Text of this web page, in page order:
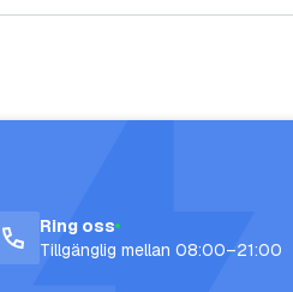
Ring oss
Tillgänglig mellan 08:00–21:00